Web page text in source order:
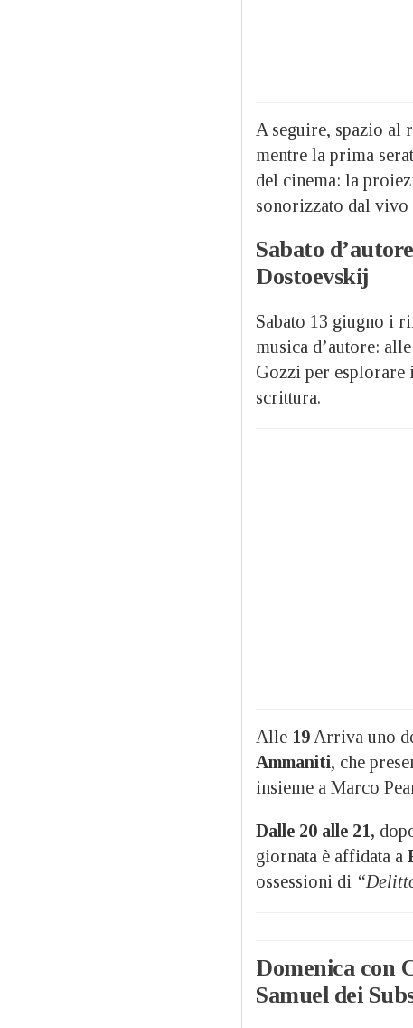
A seguire, spazio al
mentre la prima
del cinema: la
sonorizzato dal vivo
Sabato
Dostoevskij
Sabato 13 giugno i
musica d’autore: alle
Gozzi per esplorare
scrittura.
Alle 19 Arriva uno
Ammaniti, che
insieme a Marco
Dalle 20 alle 21,
giornata è affidata a
ossessioni di
Domenica con
Samuel dei